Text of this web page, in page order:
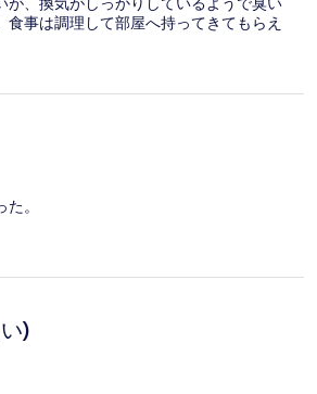
食事は調理して部屋へ持ってきてもらえ
て泊まれるといえる。
。
)